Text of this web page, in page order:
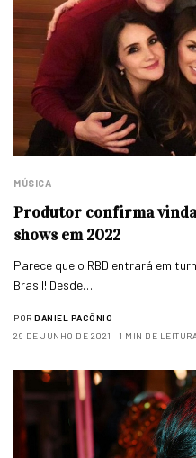
MÚSICA
Produtor confirma vinda
shows em 2022
Parece que o RBD entrará em
Brasil! Desde…
POR DANIEL PACÔNIO
29 DE JUNHO DE 2021
1 MIN DE